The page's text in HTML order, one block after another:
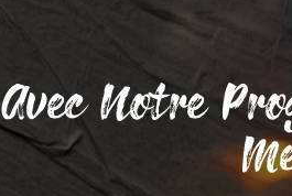
Avec Notre